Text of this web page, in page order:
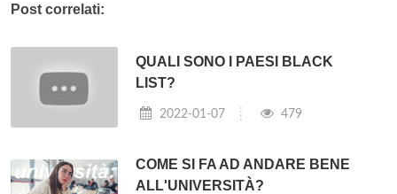
Post correlati:
QUALI SONO I PAESI BLACK
LIST?
2022-01-07 479
COME SI FA AD ANDARE BENE
ALL'UNIVERSITÀ?